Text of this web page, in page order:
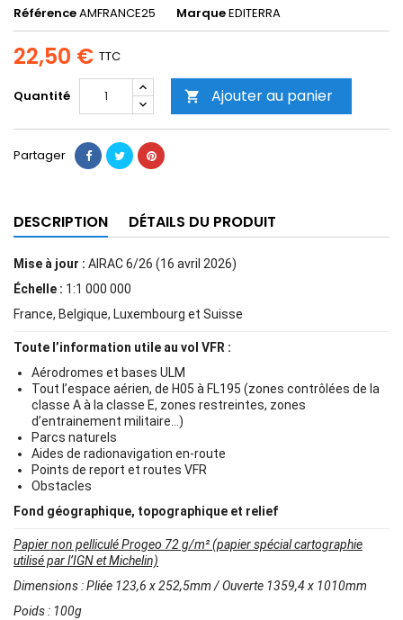
RéférenceAMFRANCE25 MarqueEDITERRA
22,50 € TTC
Quantité  Ajouter au panier
Partager
DESCRIPTION DÉTAILS DU PRODUIT
Mise à jour : AIRAC 6/26 (16 avril 2026)
Échelle : 1:1 000 000
France, Belgique, Luxembourg et Suisse
Toute l’information utile au vol VFR :
Aérodromes et bases ULM
Tout l’espace aérien, de H05 à FL195 (zones contrôlées de la
classe A à la classe E, zones restreintes, zones
d’entrainement militaire…)
Parcs naturels
Aides de radionavigation en-route
Points de report et routes VFR
Obstacles
Fond géographique, topographique et relief
Papier non pelliculé Progeo 72 g/m² (papier spécial cartographie
utilisé par l’IGN et Michelin)
Dimensions : Pliée 123,6 x 252,5mm / Ouverte 1359,4 x 1010mm
Poids : 100g